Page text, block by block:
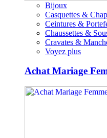
Bijoux
Casquettes &
Ceintures &
Chaussettes &
Cravates &
Voyez plus
Achat Mariage